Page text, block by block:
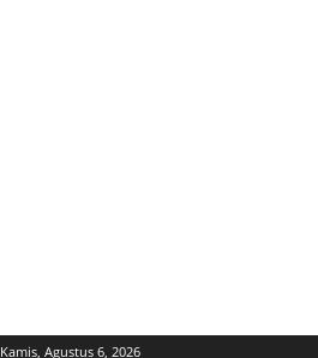
Kamis, Agustus 6, 2026